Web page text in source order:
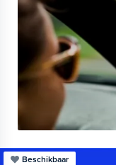
Beschikbaar